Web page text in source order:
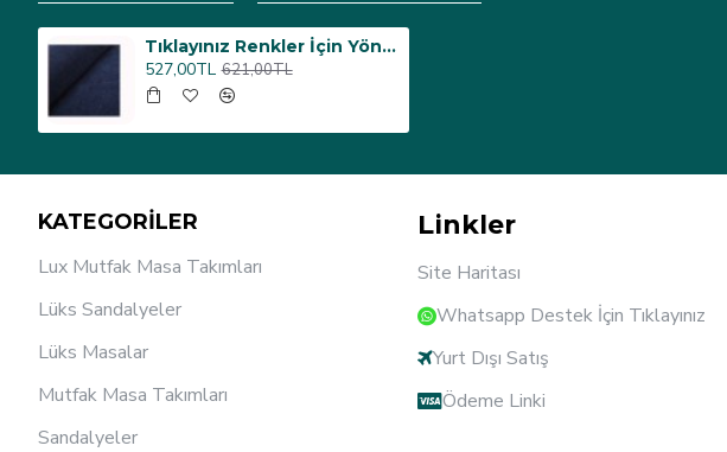
Tıklayınız Renkler İçin Yönsüz Kadife Döşemelik Kumaş (Yönsüz Kadife) (Renk seçmek için açılmıştır)
527,00TL 621,00TL
KATEGORİLER
Lux Mutfak Masa Takımları
Lüks Sandalyeler
Lüks Masalar
Mutfak Masa Takımları
Sandalyeler
Linkler
Site Haritası
Whatsapp Destek İçin Tıklayınız
Yurt Dışı Satış
Ödeme Linki